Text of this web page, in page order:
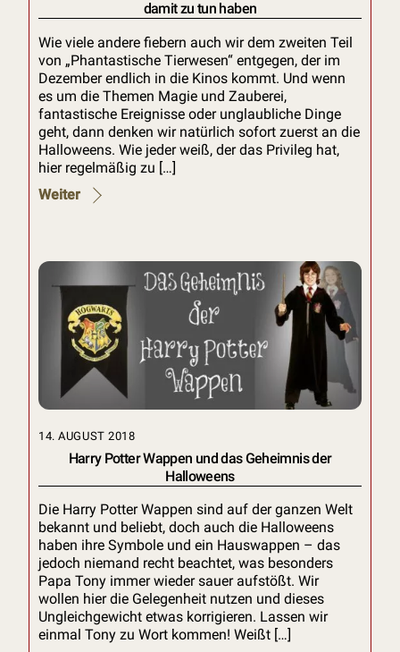
damit zu tun haben
Wie viele andere fiebern auch wir dem zweiten Teil
von „Phantastische Tierwesen“ entgegen, der im
Dezember endlich in die Kinos kommt. Und wenn
es um die Themen Magie und Zauberei,
fantastische Ereignisse oder unglaubliche Dinge
geht, dann denken wir natürlich sofort zuerst an die
Halloweens. Wie jeder weiß, der das Privileg hat,
hier regelmäßig zu […]
Weiter
14. AUGUST 2018
Harry Potter Wappen und das Geheimnis der
Halloweens
Die Harry Potter Wappen sind auf der ganzen Welt
bekannt und beliebt, doch auch die Halloweens
haben ihre Symbole und ein Hauswappen – das
jedoch niemand recht beachtet, was besonders
Papa Tony immer wieder sauer aufstößt. Wir
wollen hier die Gelegenheit nutzen und dieses
Ungleichgewicht etwas korrigieren. Lassen wir
einmal Tony zu Wort kommen! Weißt […]